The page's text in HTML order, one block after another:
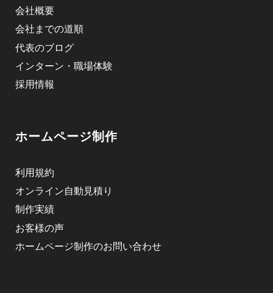
会社概要
会社までの道順
代表のブログ
インターン・職場体験
採用情報
ホームページ制作
利用規約
オンライン自動見積り
制作実績
お客様の声
ホームページ制作のお問い合わせ